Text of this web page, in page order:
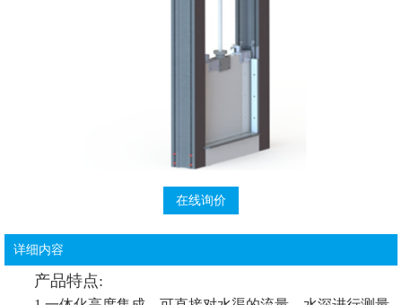
在线询价
详细内容
产品特点: